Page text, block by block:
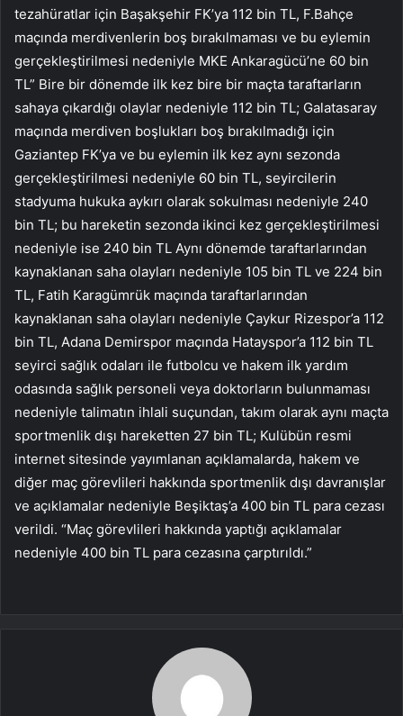
tezahüratlar için Başakşehir FK’ya 112 bin TL, F.Bahçe
maçında merdivenlerin boş bırakılmaması ve bu eylemin
gerçekleştirilmesi nedeniyle MKE Ankaragücü’ne 60 bin
TL” Bire bir dönemde ilk kez bire bir maçta taraftarların
sahaya çıkardığı olaylar nedeniyle 112 bin TL; Galatasaray
maçında merdiven boşlukları boş bırakılmadığı için
Gaziantep FK’ya ve bu eylemin ilk kez aynı sezonda
gerçekleştirilmesi nedeniyle 60 bin TL, seyircilerin
stadyuma hukuka aykırı olarak sokulması nedeniyle 240
bin TL; bu hareketin sezonda ikinci kez gerçekleştirilmesi
nedeniyle ise 240 bin TL Aynı dönemde taraftarlarından
kaynaklanan saha olayları nedeniyle 105 bin TL ve 224 bin
TL, Fatih Karagümrük maçında taraftarlarından
kaynaklanan saha olayları nedeniyle Çaykur Rizespor’a 112
bin TL, Adana Demirspor maçında Hatayspor’a 112 bin TL
seyirci sağlık odaları ile futbolcu ve hakem ilk yardım
odasında sağlık personeli veya doktorların bulunmaması
nedeniyle talimatın ihlali suçundan, takım olarak aynı maçta
sportmenlik dışı hareketten 27 bin TL; Kulübün resmi
internet sitesinde yayımlanan açıklamalarda, hakem ve
diğer maç görevlileri hakkında sportmenlik dışı davranışlar
ve açıklamalar nedeniyle Beşiktaş’a 400 bin TL para cezası
verildi. “Maç görevlileri hakkında yaptığı açıklamalar
nedeniyle 400 bin TL para cezasına çarptırıldı.”